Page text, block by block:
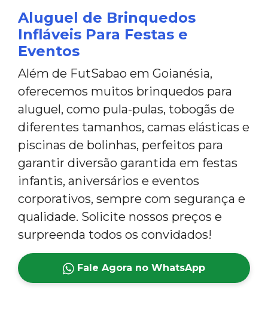
Aluguel de Brinquedos
Infláveis Para Festas e
Eventos
Além de FutSabao em Goianésia,
oferecemos muitos brinquedos para
aluguel, como pula-pulas, tobogãs de
diferentes tamanhos, camas elásticas e
piscinas de bolinhas, perfeitos para
garantir diversão garantida em festas
infantis, aniversários e eventos
corporativos, sempre com segurança e
qualidade. Solicite nossos preços e
surpreenda todos os convidados!
Fale Agora no WhatsApp